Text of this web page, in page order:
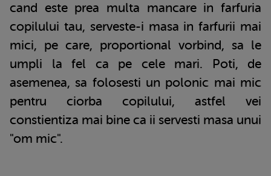
cand este prea multa mancare in farfuria
copilului tau, serveste-i masa in farfurii mai
mici, pe care, proportional vorbind, sa le
umpli la fel ca pe cele mari. Poti, de
asemenea, sa folosesti un polonic mai mic
pentru ciorba copilului, astfel vei
constientiza mai bine ca ii servesti masa unui
"om mic".